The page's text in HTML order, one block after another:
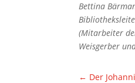
Bettina
(Mitarbeiter
Weisgerber
← Der